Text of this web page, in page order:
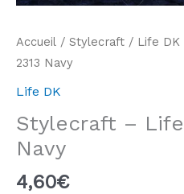
Accueil / Stylecraft / Life DK
2313 Navy
Life DK
Stylecraft – Life
Navy
4,60€